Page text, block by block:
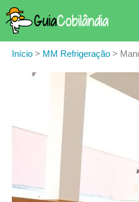
Início > MM Refrigeração >